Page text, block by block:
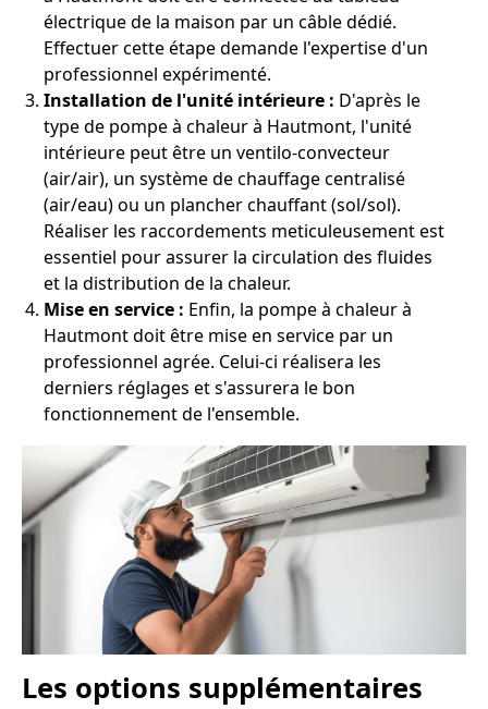
électrique de la maison par un câble dédié.
Effectuer cette étape demande l'expertise d'un
professionnel expérimenté.
Installation de l'unité intérieure : D'après le
type de pompe à chaleur à Hautmont, l'unité
intérieure peut être un ventilo-convecteur
(air/air), un système de chauffage centralisé
(air/eau) ou un plancher chauffant (sol/sol).
Réaliser les raccordements meticuleusement est
essentiel pour assurer la circulation des fluides
et la distribution de la chaleur.
Mise en service : Enfin, la pompe à chaleur à
Hautmont doit être mise en service par un
professionnel agrée. Celui-ci réalisera les
derniers réglages et s'assurera le bon
fonctionnement de l'ensemble.
Les options supplémentaires